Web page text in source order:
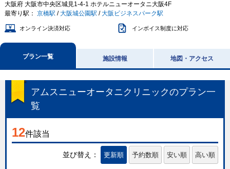
大阪府 大阪市中央区城見1-4-1 ホテルニューオータニ大阪4F
最寄り駅： 京橋駅 /大阪城公園駅 /大阪ビジネスパーク駅
オンライン決済対応 インボイス制度に対応
プラン一覧 施設情報 地図・アクセス
アムスニューオータニクリニックのプラン一
覧
12件該当
並び替え： 更新順 予約数順 安い順 高い順